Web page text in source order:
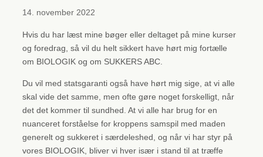
14. november 2022
Hvis du har læst mine bøger eller deltaget på mine kurser
og foredrag, så vil du helt sikkert have hørt mig fortælle
om BIOLOGIK og om SUKKERS ABC.
Du vil med statsgaranti også have hørt mig sige, at vi alle
skal vide det samme, men ofte gøre noget forskelligt, når
det det kommer til sundhed. At vi alle har brug for en
nuanceret forståelse for kroppens samspil med maden
generelt og sukkeret i særdeleshed, og når vi har styr på
vores BIOLOGIK, bliver vi hver især i stand til at træffe